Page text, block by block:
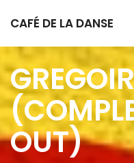
CAFÉ DE LA DANSE
OUT)